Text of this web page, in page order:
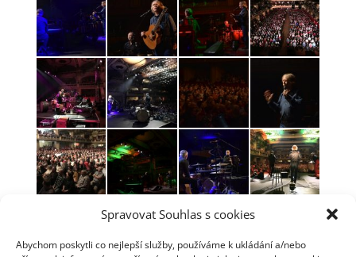
Spravovat Souhlas s cookies
Abychom poskytli co nejlepší služby, používáme k ukládání a/nebo